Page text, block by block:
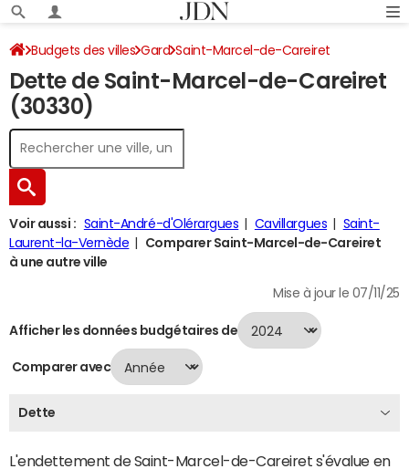
Budgets des villes Gard Saint-Marcel-de-Careiret
Dette au 31/12/2024
Dette de Saint-Marcel-de-Careiret
(30330)
Voir aussi : Saint-André-d'Olérargues Cavillargues
Saint-
Laurent-la-Vernède
Comparer Saint-Marcel-de-Careiret
à une autre ville
Mise à jour le 07/11/25
Afficher les données budgétaires de
Comparer avec
Dette
L'endettement de Saint-Marcel-de-Careiret s'évalue en